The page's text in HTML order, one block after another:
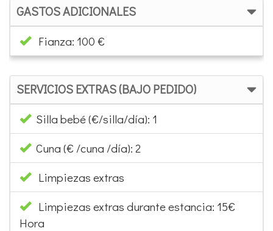
GASTOS ADICIONALES
Fianza: 100 €
SERVICIOS EXTRAS (BAJO PEDIDO)
Silla bebé (€/silla/día): 1
Cuna (€ /cuna /día): 2
Limpiezas extras
Limpiezas extras durante estancia: 15€
Hora